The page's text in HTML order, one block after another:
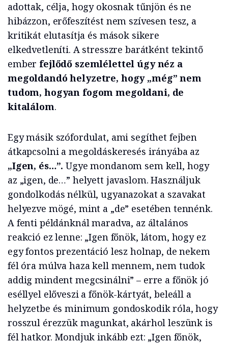
adottak, célja, hogy okosnak tűnjön és ne
hibázzon, erőfeszítést nem szívesen tesz, a
kritikát elutasítja és mások sikere
elkedvetleníti. A stresszre barátként tekintő
ember fejlődő szemlélettel úgy néz a
megoldandó helyzetre, hogy „még” nem
tudom, hogyan fogom megoldani, de
kitalálom.
Egy másik szófordulat, ami segíthet fejben
átkapcsolni a megoldáskeresés irányába az
„Igen, és…”. Ugye mondanom sem kell, hogy
az „igen, de…” helyett javaslom. Használjuk
gondolkodás nélkül, ugyanazokat a szavakat
helyezve mögé, mint a „de” esetében tennénk.
A fenti példánknál maradva, az általános
reakció ez lenne: „Igen főnök, látom, hogy ez
egy fontos prezentáció lesz holnap, de nekem
fél óra múlva haza kell mennem, nem tudok
addig mindent megcsinálni” – erre a főnök jó
eséllyel előveszi a főnök-kártyát, beleáll a
helyzetbe és minimum gondoskodik róla, hogy
rosszul érezzük magunkat, akárhol leszünk is
fél hatkor. Mondjuk inkább ezt: „Igen főnök,